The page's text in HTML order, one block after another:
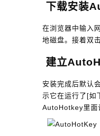
下载安装
在浏览器中输入
地磁盘。接着双
建立
安装完成后默认
示它在运行了[如
AutoHotkey里面